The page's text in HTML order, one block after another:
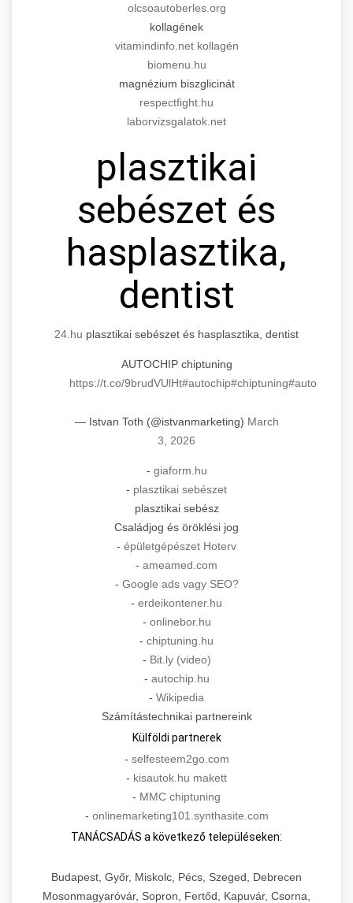
olcsoautoberles.org
kollagének
vitamindinfo.net kollagén
biomenu.hu
magnézium biszglicinát
respectfight.hu
laborvizsgalatok.net
plasztikai
sebészet és
hasplasztika,
dentist
24.hu plasztikai sebészet és hasplasztika, dentist
AUTOCHIP chiptuning
https://t.co/9brudVUlHt#autochip#chiptuning#autochip
— Istvan Toth (@istvanmarketing) March
3, 2026
- giaform.hu
- plasztikai sebészet
plasztikai sebész
Családjog és öröklési jog
- épületgépészet Hoterv
- ameamed.com
- Google ads vagy SEO?
- erdeikontener.hu
- onlinebor.hu
- chiptuning.hu
- Bit.ly (video)
- autochip.hu
- Wikipedia
Számítástechnikai partnereink
Külföldi partnerek
- selfesteem2go.com
- kisautok.hu makett
- MMC chiptuning
- onlinemarketing101.synthasite.com
TANÁCSADÁS a következő településeken:
Budapest, Győr, Miskolc, Pécs, Szeged, Debrecen
Mosonmagyaróvár, Sopron, Fertőd, Kapuvár, Csorna,